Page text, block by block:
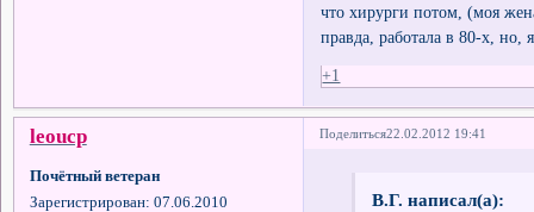
что хирурги потом, (моя
правда, работала в 80-х, но,
+1
Поделиться22.02.2012 19:41
leоucp
Почётный ветеран
Зарегистрирован: 07.06.2010
В.Г. написал(а):